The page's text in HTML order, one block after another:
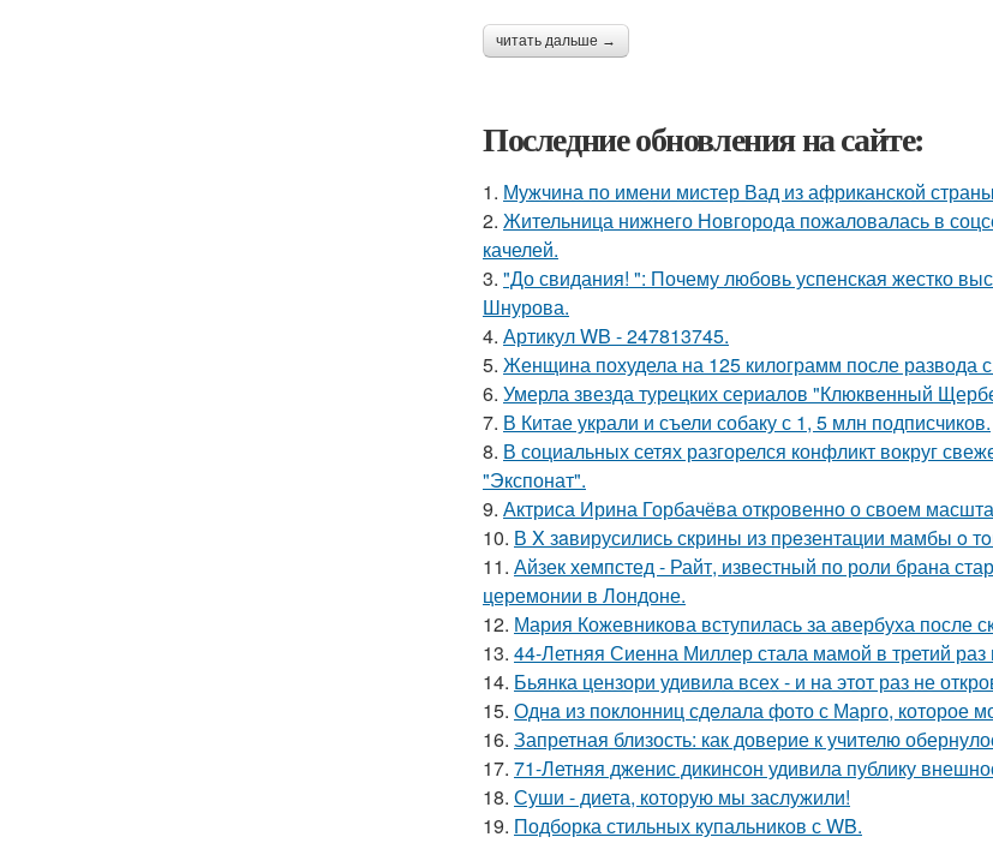
читать дальше →
Последние обновления на сайте:
1. Мужчина по имени мистер Вад из африканской
2. Жительница нижнего Новгорода пожаловалась в
качелей.
3. "До свидания! ": Почему любовь успенская жестко
Шнурова.
4. Артикул WB - 247813745.
5. Женщина похудела на 125 килограмм после развода
6. Умерла звезда турецких сериалов "Клюквенный
7. В Китае украли и съели собаку с 1, 5 млн подписчиков.
8. В социальных сетях разгорелся конфликт вокруг
"Экспонат".
9. Актриса Ирина Горбачёва откровенно о своем
10. В X зaвирусились скрины из пpeзентации мамбы o
11. Айзек хемпстед - Райт, известный по роли брана
церемонии в Лондоне.
12. Мария Кожевникова вступилась за авербуха
13. 44-Летняя Сиенна Миллер стала мамой в третий
14. Бьянка цензори удивила всех - и на этот раз не
15. Однa из поклонниц сдeлала фото с Марго, которое
16. Запретная близость: как доверие к учителю
17. 71-Летняя дженис дикинсон удивила публику
18. Суши - диета, которую мы заслужили!
19. Подборка стильных купальников с WB.